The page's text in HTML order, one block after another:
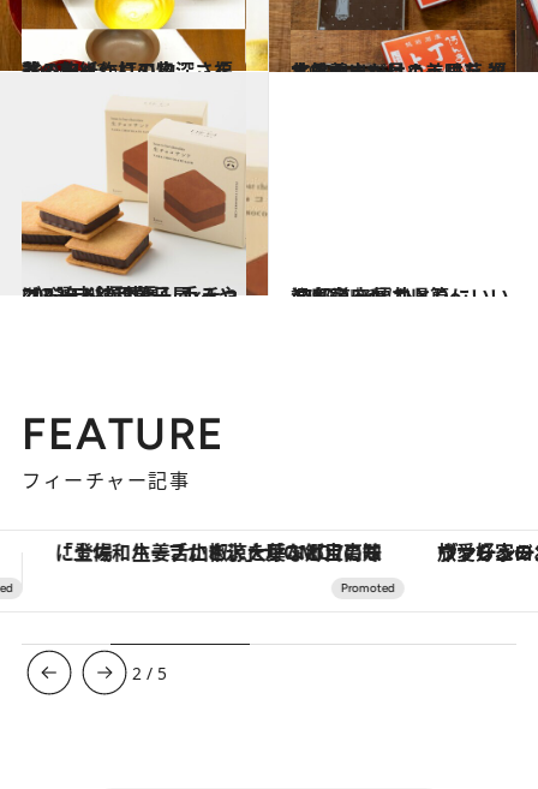
2022.4.13
器、和紙、打刃物…… 福井のモノ作りの奥深さを巡る旅へ
旅＆お出かけ 2022.4.11
水羊羹、へしこ、里芋 福井県のまだ見ぬ美味を 巡る旅へ出かけよう
旅＆お出かけ
2022.1.4
2022年【福井県】手みやげ3選 老舗和菓子屋×チョコレートの至福
グルメ 2022.2.26
47都道府県 ひとりにいい温泉宿 ～福井県篇～
旅＆お出かけ
FEATURE
フィーチャー記事
ヴァシュロン・コンスタンタン「オーヴァーシーズ・オートマティック」。旅愛好家のお気に入りコレクションから、ジェンダーレスな新作が登場
3 / 5